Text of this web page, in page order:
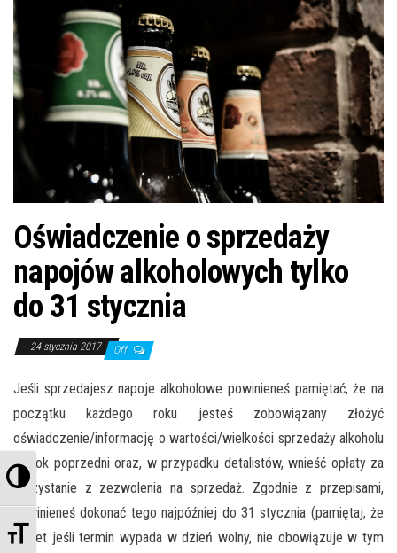
Przełącz wysoki kontrast
Zmień rozmiar czcionek
Oświadczenie o sprzedaży
napojów alkoholowych tylko
do 31 stycznia
24 stycznia 2017 Off
Jeśli sprzedajesz napoje alkoholowe powinieneś pamiętać, że na
początku każdego roku jesteś zobowiązany złożyć
oświadczenie/informację o wartości/wielkości sprzedaży alkoholu
za rok poprzedni oraz, w przypadku detalistów, wnieść opłaty za
korzystanie z zezwolenia na sprzedaż. Zgodnie z przepisami,
powinieneś dokonać tego najpóźniej do 31 stycznia (pamiętaj, że
nawet jeśli termin wypada w dzień wolny, nie obowiązuje w tym